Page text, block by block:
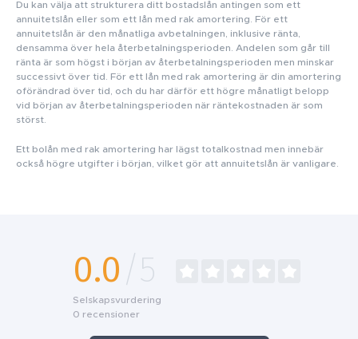
Du kan välja att strukturera ditt bostadslån antingen som ett
annuitetslån eller som ett lån med rak amortering. För ett
annuitetslån är den månatliga avbetalningen, inklusive ränta,
densamma över hela återbetalningsperioden. Andelen som går till
ränta är som högst i början av återbetalningsperioden men minskar
successivt över tid. För ett lån med rak amortering är din amortering
oförändrad över tid, och du har därför ett högre månatligt belopp
vid början av återbetalningsperioden när räntekostnaden är som
störst.
Ett bolån med rak amortering har lägst totalkostnad men innebär
också högre utgifter i början, vilket gör att annuitetslån är vanligare.
0.0/5
Selskapsvurdering
0 recensioner